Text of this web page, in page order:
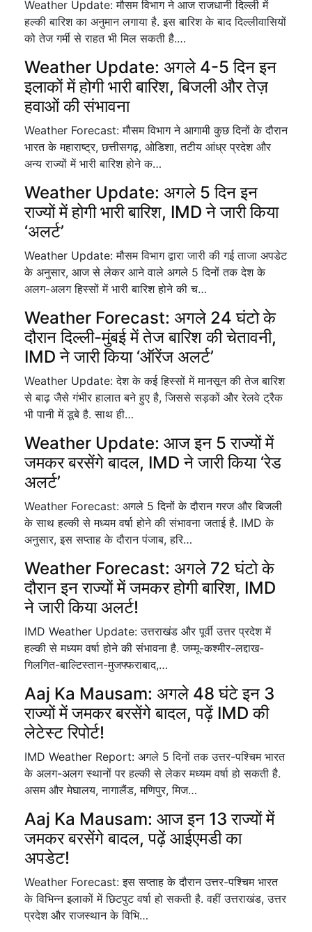
Weather Update: मौसम विभाग ने आज राजधानी दिल्ली में
हल्की बारिश का अनुमान लगाया है. इस बारिश के बाद दिल्लीवासियों
को तेज गर्मी से राहत भी मिल सकती है.…
Weather Update: अगले 4-5 दिन इन
इलाकों में होगी भारी बारिश, बिजली और तेज़
हवाओं की संभावना
Weather Forecast: मौसम विभाग ने आगामी कुछ दिनों के दौरान
भारत के महाराष्ट्र, छत्तीसगढ़, ओडिशा, तटीय आंध्र प्रदेश और
अन्य राज्यों में भारी बारिश होने क…
Weather Update: अगले 5 दिन इन
राज्यों में होगी भारी बारिश, IMD ने जारी किया
‘अलर्ट’
Weather Update: मौसम विभाग द्वारा जारी की गई ताजा अपडेट
के अनुसार, आज से लेकर आने वाले अगले 5 दिनों तक देश के
अलग-अलग हिस्सों में भारी बारिश होने की च…
Weather Forecast: अगले 24 घंटो के
दौरान दिल्ली-मुंबई में तेज बारिश की चेतावनी,
IMD ने जारी किया ‘ऑरेंज अलर्ट’
Weather Update: देश के कई हिस्सों में मानसून की तेज बारिश
से बाढ़ जैसे गंभीर हालात बने हुए है, जिससे सड़कों और रेलवे ट्रैक
भी पानी में डूबे है. साथ ही…
Weather Update: आज इन 5 राज्यों में
जमकर बरसेंगे बादल, IMD ने जारी किया ‘रेड
अलर्ट’
Weather Forecast: अगले 5 दिनों के दौरान गरज और बिजली
के साथ हल्की से मध्यम वर्षा होने की संभावना जताई है. IMD के
अनुसार, इस सप्ताह के दौरान पंजाब, हरि…
Weather Forecast: अगले 72 घंटो के
दौरान इन राज्यों में जमकर होगी बारिश, IMD
ने जारी किया अलर्ट!
IMD Weather Update: उत्तराखंड और पूर्वी उत्तर प्रदेश में
हल्की से मध्यम वर्षा होने की संभावना है. जम्मू-कश्मीर-लद्दाख-
गिलगित-बाल्टिस्तान-मुजफ्फराबाद,…
Aaj Ka Mausam: अगले 48 घंटे इन 3
राज्यों में जमकर बरसेंगे बादल, पढ़ें IMD की
लेटेस्ट रिपोर्ट!
IMD Weather Report: अगले 5 दिनों तक उत्तर-पश्चिम भारत
के अलग-अलग स्थानों पर हल्की से लेकर मध्यम वर्षा हो सकती है.
असम और मेघालय, नागालैंड, मणिपुर, मिज…
Aaj Ka Mausam: आज इन 13 राज्यों में
जमकर बरसेंगे बादल, पढ़ें आईएमडी का
अपडेट!
Weather Forecast: इस सप्ताह के दौरान उत्तर-पश्चिम भारत
के विभिन्न इलाकों में छिटपुट वर्षा हो सकती है. वहीं उत्तराखंड, उत्तर
प्रदेश और राजस्थान के विभि…